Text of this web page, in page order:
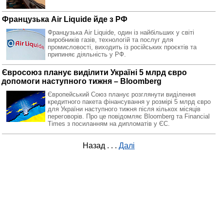
Французька Air Liquide йде з РФ
Французька Air Liquide, один із найбільших у світі
виробників газів, технологій та послуг для
промисловості, виходить із російських проєктів та
припиняє діяльність у РФ.
Євросоюз планує виділити Україні 5 млрд євро
допомоги наступного тижня – Bloomberg
Європейський Союз планує розглянути виділення
кредитного пакета фінансування у розмірі 5 млрд євро
для України наступного тижня після кількох місяців
переговорів. Про це повідомляє Bloomberg та Financial
Times з посиланням на дипломатів у ЄС.
Назад . . . Далі